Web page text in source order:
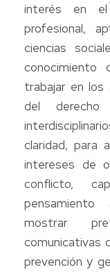
interés en
profesional,
ciencias
conocimiento
trabajar en los
del
claridad, para
intereses de
conflicto,
mostrar
comunicativas
prevención y